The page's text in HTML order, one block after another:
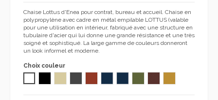
Chaise Lottus d'Enea pour contrat, bureau et accueil. Chaise en
polypropylène avec cadre en métal empilable LOTTUS (valable
pour une utilisation en intérieur, fabriqué avec une structure en
tubulaire d'acier qui lui donne une grande résistance et une très
soigné et sophistiqué. La large gamme de couleurs donneront
un look informel et moderne.
Choix couleur